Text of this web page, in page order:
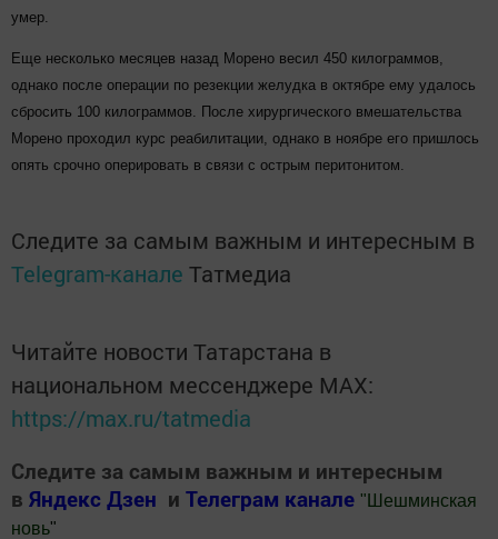
умер.
Еще несколько месяцев назад Морено весил 450 килограммов,
однако после операции по резекции желудка в октябре ему удалось
сбросить 100 килограммов. После хирургического вмешательства
Морено проходил курс реабилитации, однако в ноябре его пришлось
опять срочно оперировать в связи с острым перитонитом.
Следите за самым важным и интересным в
Telegram-канале Татмедиа
Читайте новости Татарстана в
национальном мессенджере MАХ:
https://max.ru/tatmedia
Следите за самым важным и интересным
в Яндекс Дзен и Телеграм канале " Шешминская
новь"